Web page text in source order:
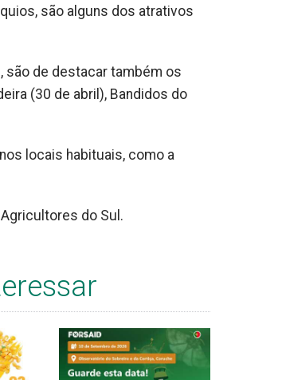
são alguns dos atrativos
são de destacar também os
(30 de abril), Bandidos do
locais habituais, como a
do Sul.